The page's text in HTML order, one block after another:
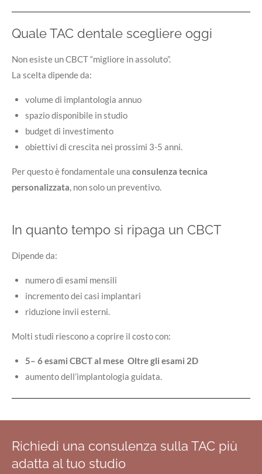
Quale TAC dentale scegliere oggi
Non esiste un CBCT “migliore in assoluto”.
La scelta dipende da:
volume di implantologia annuo
spazio disponibile in studio
budget di investimento
obiettivi di crescita nei prossimi 3-5 anni.
Per questo è fondamentale una consulenza tecnica
personalizzata, non solo un preventivo.
In quanto tempo si ripaga un CBCT
Dipende da:
numero di esami mensili
incremento dei casi implantari
riduzione invii esterni.
Molti studi riescono a coprire il costo con:
5– 6 esami CBCT al mese Oltre gli esami 2D
aumento dell’implantologia guidata.
Richiedi una consulenza sulla TAC più
adatta al tuo studio